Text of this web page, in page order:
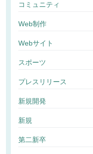
コミュニティ
Web制作
Webサイト
スポーツ
プレスリリース
新規開発
新規
第二新卒